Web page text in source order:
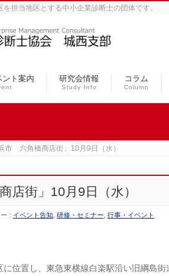
担当地区とする中小企業診断士の団体です。
ント案内 研究会情報
Study Info
コラム
Column
市 六角橋商店街」10月9日（水）
街」10月9日（水）
: イベント告知 研修・セミナー 行事・イベント
位置し、東急東横線白楽駅沿い旧綱島街